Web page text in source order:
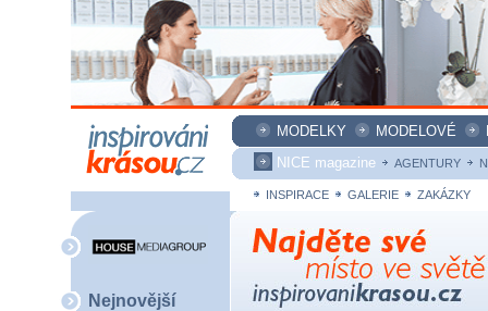
MODELKY MODELOVÉ
NICE magazine
AGENTURY
INSPIRACE GALERIE ZAKÁZKY
Nejnovější